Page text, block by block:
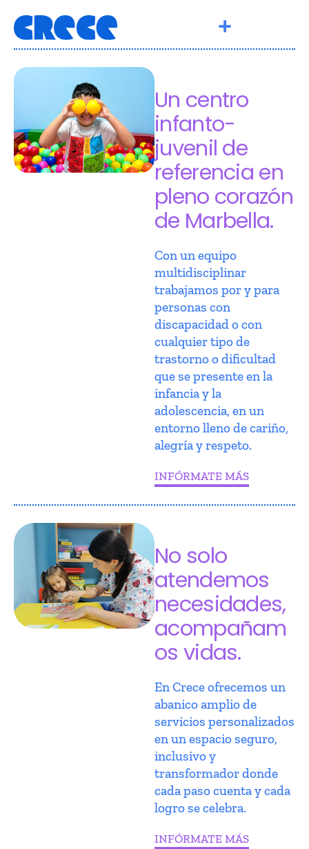
Un centro
infanto-
juvenil de
referencia en
pleno corazón
de Marbella.
Con un equipo
multidisciplinar
trabajamos por y para
personas con
discapacidad o con
cualquier tipo de
trastorno o dificultad
que se presente en la
infancia y la
adolescencia, en un
entorno lleno de cariño,
alegría y respeto.
INFÓRMATE MÁS
No solo
atendemos
necesidades,
acompañam
os vidas.
En Crece ofrecemos un
abanico amplio de
servicios personalizados
en un espacio seguro,
inclusivo y
transformador donde
cada paso cuenta y cada
logro se celebra.
INFÓRMATE MÁS